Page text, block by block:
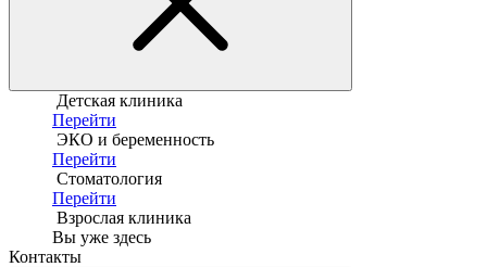
Детская клиника
Перейти
ЭКО и беременность
Перейти
Стоматология
Перейти
Взрослая клиника
Вы уже здесь
Контакты